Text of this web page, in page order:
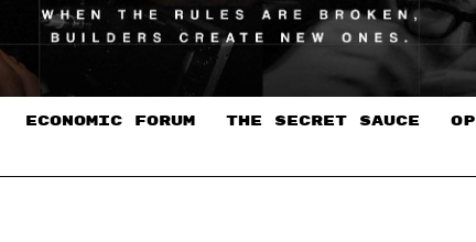
ECONOMIC FORUM THE SECRET SAUCE​